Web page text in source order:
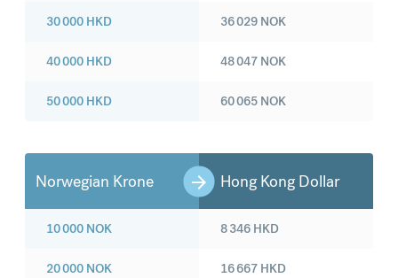
30 000 HKD
40 000 HKD
50 000 HKD
36 029 NOK
48 047 NOK
60 065 NOK
Norwegian Krone Hong Kong Dollar
10 000 NOK
20 000 NOK
8 346 HKD
16 667 HKD